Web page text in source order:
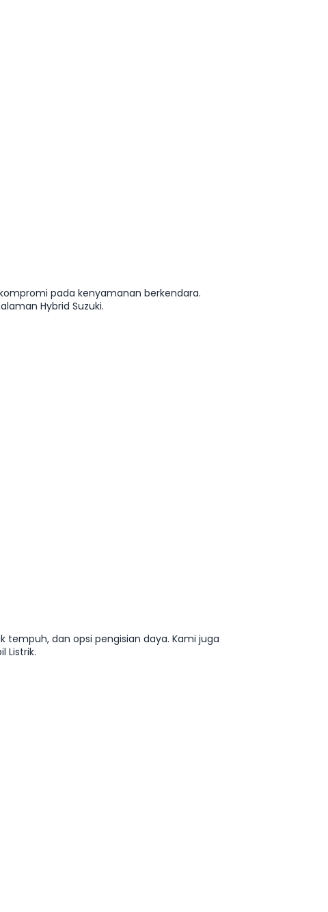
pada kenyamanan berkendara.
Hybrid Suzuki.
dan opsi pengisian daya. Kami juga
Listrik.